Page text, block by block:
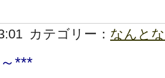
カテゴリー： なんと
***